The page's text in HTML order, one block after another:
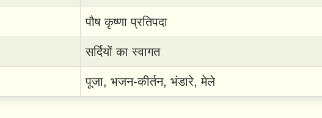
पौष कृष्णा प्रतिपदा
सर्दियों का स्वागत
पूजा, भजन-कीर्तन, भंडारे, मेले